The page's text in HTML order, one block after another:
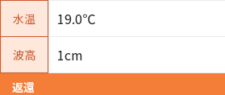
水温 19.0℃
波高 1cm
返還